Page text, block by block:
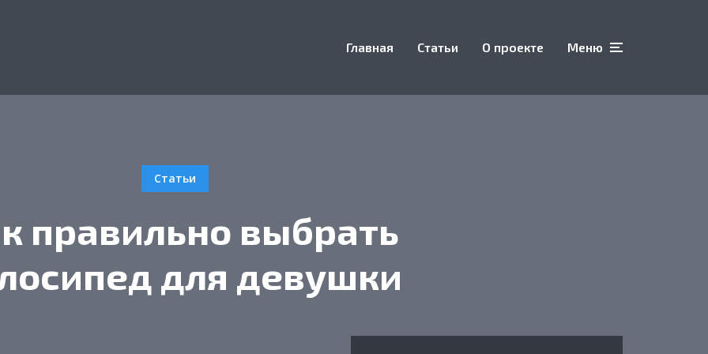
Главная Статьи О проекте Меню
Статьи
правильно выбрать
для девушки